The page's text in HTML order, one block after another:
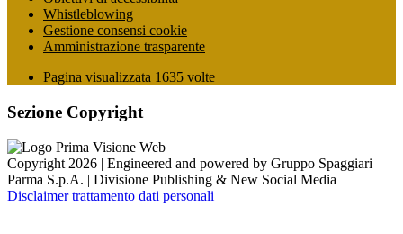
Whistleblowing
Gestione consensi cookie
Amministrazione trasparente
Pagina visualizzata 1635 volte
Sezione Copyright
Copyright 2026 | Engineered and powered by Gruppo Spaggiari
Parma S.p.A. | Divisione Publishing & New Social Media
Disclaimer trattamento dati personali